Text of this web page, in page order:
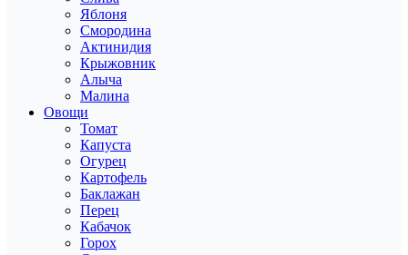
Яблоня
Смородина
Актинидия
Крыжовник
Алыча
Малина
Овощи
Томат
Капуста
Огурец
Картофель
Баклажан
Перец
Кабачок
Горох